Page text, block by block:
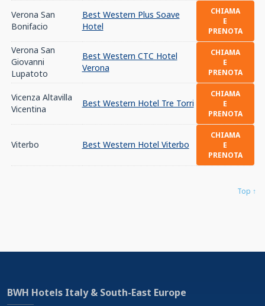
Verona San
Bonifacio
Best Western Plus Soave
Hotel
CHIAMA
E
PRENOTA
Verona San
Giovanni
Lupatoto
Best Western CTC Hotel
Verona
CHIAMA
E
PRENOTA
Vicenza Altavilla
Vicentina
Best Western Hotel Tre Torri
CHIAMA
E
PRENOTA
Viterbo Best Western Hotel Viterbo
CHIAMA
E
PRENOTA
Top ↑
BWH Hotels Italy & South-East Europe